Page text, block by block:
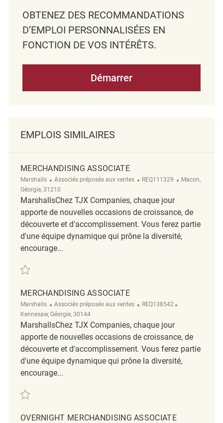
OBTENEZ DES RECOMMANDATIONS
D’EMPLOI PERSONNALISÉES EN
FONCTION DE VOS INTÉRÊTS.
Démarrer
EMPLOIS SIMILAIRES
MERCHANDISING ASSOCIATE
Marshalls Catégorie
Associés préposés aux ventes ReqId
REQ111329 Emplacement
Macon,
Géorgie, 31210
MarshallsChez TJX Companies, chaque jour
apporte de nouvelles occasions de croissance, de
découverte et d'accomplissement. Vous ferez partie
d'une équipe dynamique qui prône la diversité,
encourage...
Sauvegarder Merchandising Associate REQ111329
MERCHANDISING ASSOCIATE
Marshalls Catégorie
Associés préposés aux ventes ReqId
REQ138542
Kennesaw, Géorgie, 30144
MarshallsChez TJX Companies, chaque jour
apporte de nouvelles occasions de croissance, de
découverte et d'accomplissement. Vous ferez partie
d'une équipe dynamique qui prône la diversité,
encourage...
Sauvegarder Merchandising Associate REQ138542
OVERNIGHT MERCHANDISING ASSOCIATE